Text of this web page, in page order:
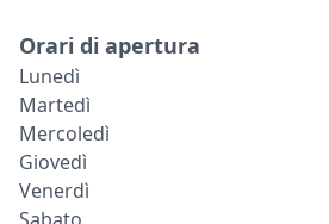
Orari di apertura
Lunedì
Martedì
Mercoledì
Giovedì
Venerdì